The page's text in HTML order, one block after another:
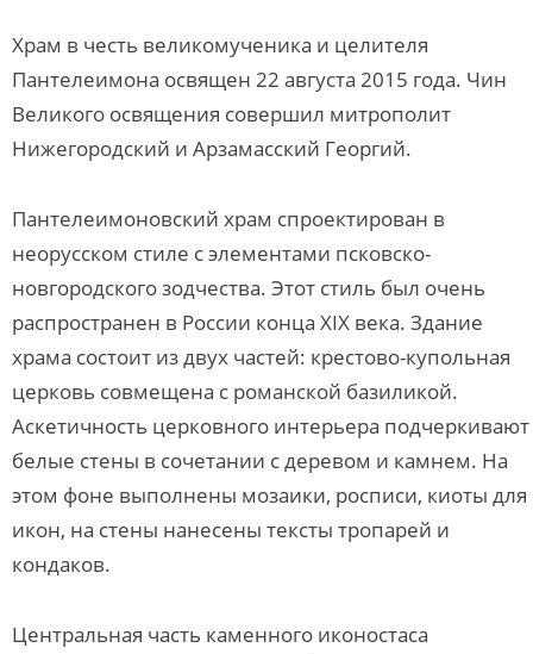
Храм в честь великомученика и целителя
Пантелеимона освящен 22 августа 2015 года. Чин
Великого освящения совершил митрополит
Нижегородский и Арзамасский Георгий.
Пантелеимоновский храм спроектирован в
неорусском стиле с элементами псковско-
новгородского зодчества. Этот стиль был очень
распространен в России конца XIX века. Здание
храма состоит из двух частей: крестово-купольная
церковь совмещена с романской базиликой.
Аскетичность церковного интерьера подчеркивают
белые стены в сочетании с деревом и камнем. На
этом фоне выполнены мозаики, росписи, киоты для
икон, на стены нанесены тексты тропарей и
кондаков.
Центральная часть каменного иконостаса